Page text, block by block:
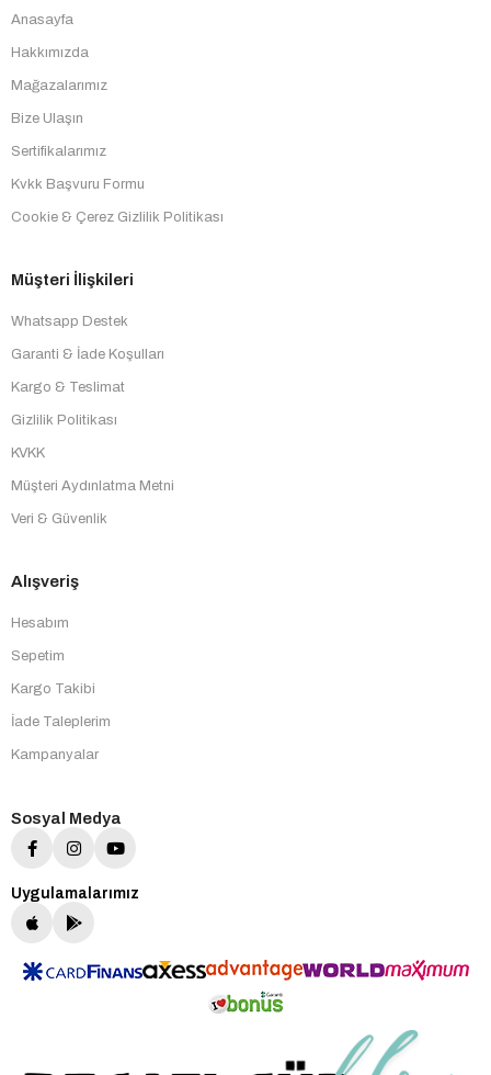
Anasayfa
Hakkımızda
Mağazalarımız
Bize Ulaşın
Sertifikalarımız
Kvkk Başvuru Formu
Cookie & Çerez Gizlilik Politikası
Müşteri İlişkileri
Whatsapp Destek
Garanti & İade Koşulları
Kargo & Teslimat
Gizlilik Politikası
KVKK
Müşteri Aydınlatma Metni
Veri & Güvenlik
Alışveriş
Hesabım
Sepetim
Kargo Takibi
İade Taleplerim
Kampanyalar
Sosyal Medya
Uygulamalarımız